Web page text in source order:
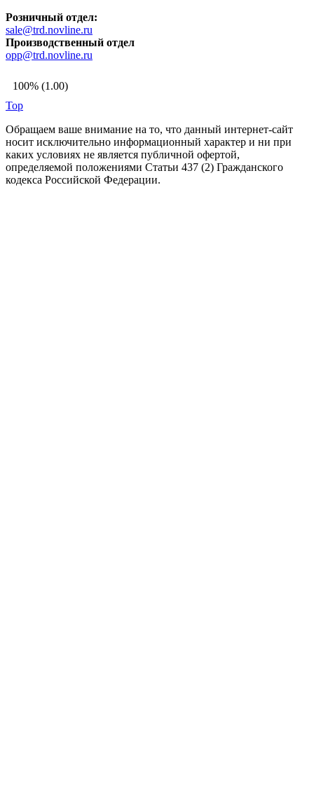
Розничный отдел:
sale@trd.novline.ru
Производственный отдел
opp@trd.novline.ru
100% (1.00)
Top
Обращаем ваше внимание на то, что данный интернет-сайт
носит исключительно информационный характер и ни при
каких условиях не является публичной офертой,
определяемой положениями Статьи 437 (2) Гражданского
кодекса Российской Федерации.